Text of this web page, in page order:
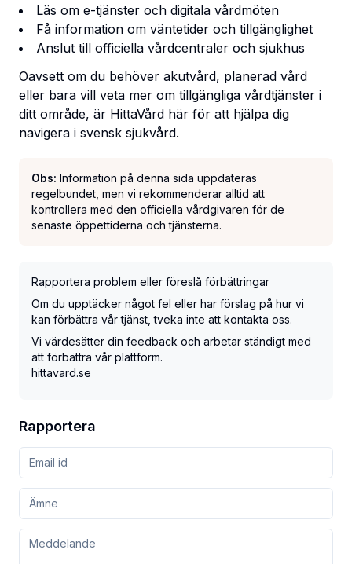
Läs om e-tjänster och digitala vårdmöten
Få information om väntetider och tillgänglighet
Anslut till officiella vårdcentraler och sjukhus
Oavsett om du behöver akutvård, planerad vård
eller bara vill veta mer om tillgängliga vårdtjänster i
ditt område, är HittaVård här för att hjälpa dig
navigera i svensk sjukvård.
Obs: Information på denna sida uppdateras
regelbundet, men vi rekommenderar alltid att
kontrollera med den officiella vårdgivaren för de
senaste öppettiderna och tjänsterna.
Rapportera problem eller föreslå förbättringar
Om du upptäcker något fel eller har förslag på hur vi
kan förbättra vår tjänst, tveka inte att kontakta oss.
Vi värdesätter din feedback och arbetar ständigt med
att förbättra vår plattform.
hittavard.se
Rapportera